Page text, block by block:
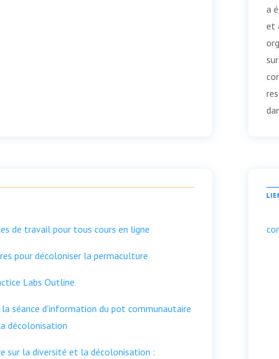
a
et
de travail pour tous cours en ligne
pour décoloniser la permaculture
Labs Outline
séance d'information du pot communautaire
décolonisation
sur la diversité et la décolonisation :